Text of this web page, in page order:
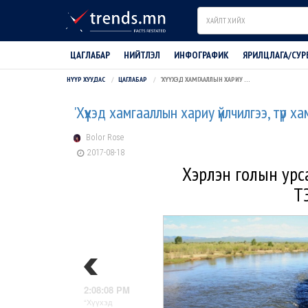
Search
ЦАГЛАБАР НИЙТЛЭЛ ИНФОГРАФИК ЯРИЛЦЛАГА/
НҮҮР ХУУДАС ЦАГЛАБАР 'ХҮҮХЭД ХАМГААЛЛЫН ХАРИУ ҮЙЛЧИЛГЭЭ, ТҮР ХАМГААЛАХ БАЙР” БАЙГУУЛНА
'Хүүхэд хамгааллын хариу үйлчилгээ, түр
Bolor Rose
2017-08-18
Хэрлэн голын
2:08:08 PM
“Хүүхэд